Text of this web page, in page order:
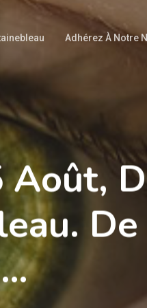
Adhérez À Notre
Août,